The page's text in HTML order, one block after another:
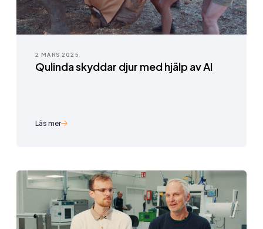
2 MARS 2025
Qulinda skyddar djur med hjälp av AI
Läs mer